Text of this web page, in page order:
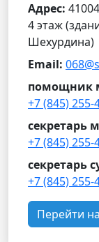
Адрес:
4 этаж
Шехурдина)
Email:
помощник
+7 (845) 255-
секретарь
+7 (845) 255-
секретарь
+7 (845) 255-
Перейти